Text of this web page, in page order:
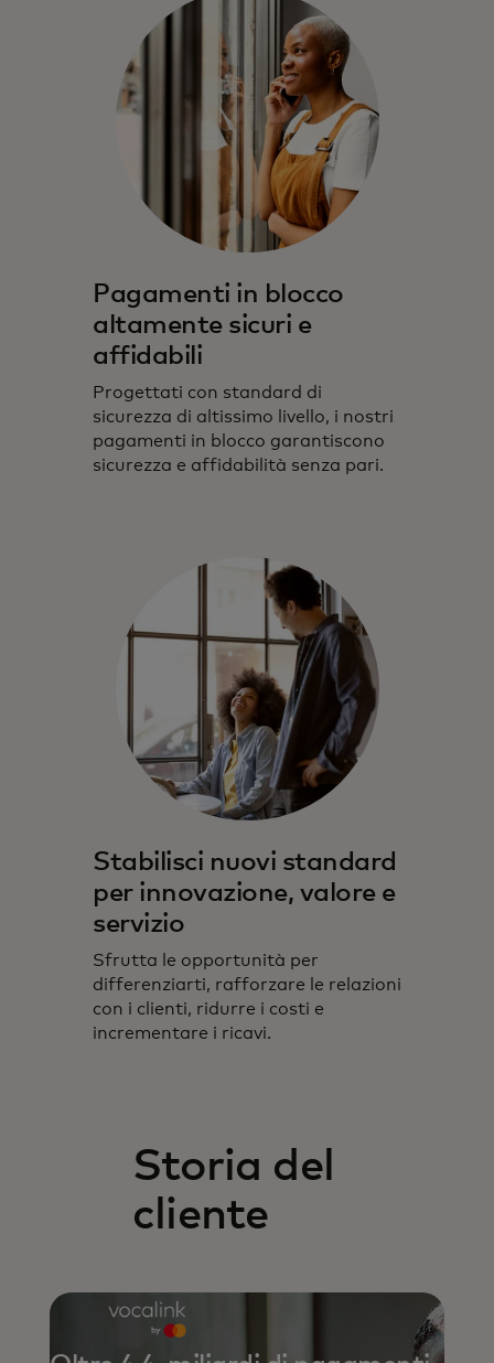
Pagamenti in blocco
altamente sicuri e
affidabili
Progettati con standard di
sicurezza di altissimo livello, i nostri
pagamenti in blocco garantiscono
sicurezza e affidabilità senza pari.
Stabilisci nuovi standard
per innovazione, valore e
servizio
Sfrutta le opportunità per
differenziarti, rafforzare le relazioni
con i clienti, ridurre i costi e
incrementare i ricavi.
Storia del
cliente